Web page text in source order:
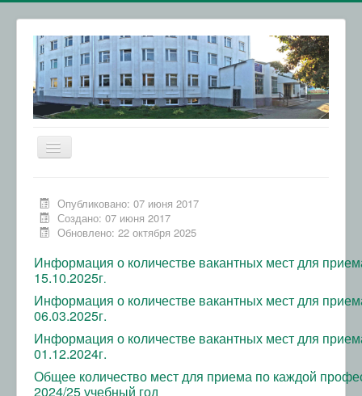
Включить/
выключить
Сведения об образовательной организации
Абитуриентам
Обратная связь
Колледжи КБР
ВСОКО
Обращения граждан
ИКОП "Сферум"
Опубликовано: 07 июня 2017
Создано: 07 июня 2017
Обновлено: 22 октября 2025
Информация о количестве вакантных мест для
15.10.2025г.
Информация о количестве вакантных мест для
06.03.2025г.
Информация о количестве вакантных мест для
01.12.2024г.
Общее количество мест для приема по каждой
2024/25 учебный год